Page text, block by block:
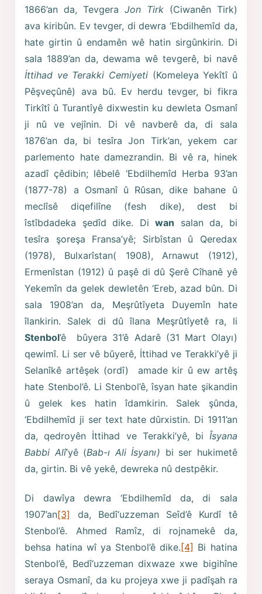
1866’an da, Tevgera Jon Tirk(Ciwanên Tirk)
ava kiribûn. Ev tevger, di dewra ‘Ebdilhemîd da,
hate girtin û endamên wê hatin sirgûnkirin. Di
sala 1889’an da, dewama wê tevgerê, bi navê
İttihad ve Terakki Cemiyeti (Komeleya Yekîtî û
Pêşveçûnê) ava bû. Ev herdu tevger, bi fikra
Tirkîtî û Turantîyê dixwestin ku dewleta Osmanî
ji nû ve vejînin. Di vê navberê da, di sala
1876’an da, bi tesîra Jon Tirk’an, yekem car
parlemento hate damezrandin. Bi vê ra, hinek
azadî çêdibin; lêbelê ‘Ebdilhemîd Herba 93’an
(1877-78) a Osmanî û Rûsan, dike bahane û
meclîsê diqefilîne (fesh dike), dest bi
îstîbdadeka şedîd dike. Diwan salan da, bi
tesîra şoreşa Fransa’yê; Sirbîstan û Qeredax
(1978), Bulxarîstan( 1908), Arnawut (1912),
Ermenîstan (1912) û paşê di dû Şerê Cîhanê yê
Yekemîn da gelek dewletên ‘Ereb, azad bûn. Di
sala 1908’an da, Meşrûtîyeta Duyemîn hate
îlankirin. Salek di dû îlana Meşrûtîyetê ra, li
Stenbol’ê bûyera 31’ê Adarê (31 Mart Olayı)
qewimî. Li ser vê bûyerê, İttihad ve Terakki’yê ji
Selanîkê artêşek (ordî) amade kir û ew artêş
hate Stenbol’ê. Li Stenbol’ê, îsyan hate şikandin
û gelek kes hatin îdamkirin. Salek şûnda,
‘Ebdilhemîd ji ser text hate dûrxistin. Di 1911’an
da, qedroyên İttihad ve Terakki’yê, bi Îsyana
Babbi Alî’yê (Bab-ı Ali İsyanı) bi ser hukimetê
da, girtin. Bi vê yekê, dewreka nû destpêkir.
Di dawîya dewra ‘Ebdilhemîd da, di sala
1907’an[3]
da, Bedî‘uzzeman Seîd’ê Kurdî tê
Stenbol’ê. Ahmed Ramîz, di rojnamekê da,
behsa hatina wî ya Stenbol’ê dike.[4] Bi hatina
Stenbol’ê, Bedî‘uzzeman dixwaze xwe bigihîne
seraya Osmanî, da ku projeya xwe ji padîşah ra